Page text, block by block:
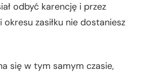
odbyć karencję i przez
zasiłku nie dostaniesz
się w tym samym czasie,